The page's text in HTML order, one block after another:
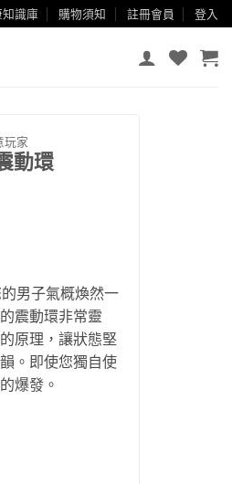
識庫 購物須知 註冊會員 登入
玩家
動環
男子氣概煥然一
震動環非常靈
原理，讓狀態堅
。即使您獨自使
爆發。